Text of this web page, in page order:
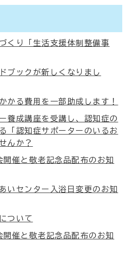
くり「生活支援体制整備事
ブックが新しくなりまし
かる費用を一部助成します！
養成講座を受講し、認知症の
「認知症サポーターのいるお
んか？
開催と敬老記念品配布のお知
いセンター入浴日変更のお知
ついて
開催と敬老記念品配布のお知